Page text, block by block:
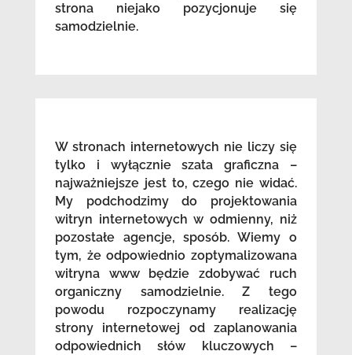
strona niejako pozycjonuje się
samodzielnie.
W stronach internetowych nie liczy się
tylko i wyłącznie szata graficzna –
najważniejsze jest to, czego nie widać.
My podchodzimy do projektowania
witryn internetowych w odmienny, niż
pozostałe agencje, sposób. Wiemy o
tym, że odpowiednio zoptymalizowana
witryna www będzie zdobywać ruch
organiczny samodzielnie. Z tego
powodu rozpoczynamy realizację
strony internetowej od zaplanowania
odpowiednich słów kluczowych –